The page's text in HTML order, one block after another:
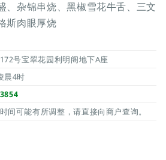
、杂锦串烧、黑椒雪花牛舌、三文
斯肉眼厚烧
号宝翠花园利明阁地下A座
晨4时
间可能有所调整，请直接向商户查询。